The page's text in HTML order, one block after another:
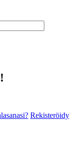
Rekisteröidy